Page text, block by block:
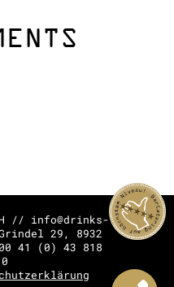
// info@drinks-
29, 8932
41 (0) 43 818